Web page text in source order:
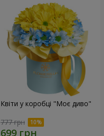
Квіти у коробці "Моє диво"
777 грн